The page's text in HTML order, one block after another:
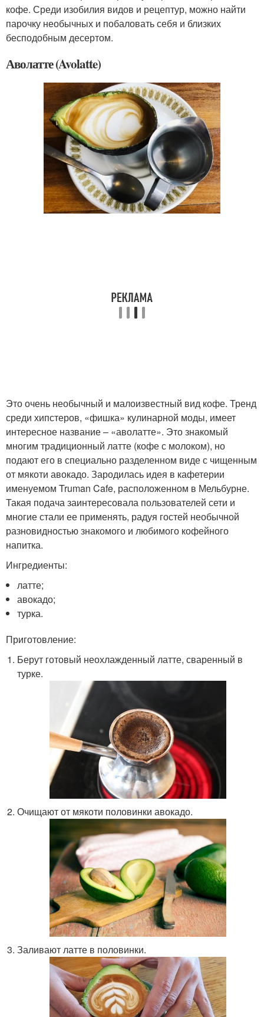
кофе. Среди изобилия видов и рецептур, можно найти
парочку необычных и побаловать себя и близких
бесподобным десертом.
Аволатте (Avolatte)
Это очень необычный и малоизвестный вид кофе. Тренд
среди хипстеров, «фишка» кулинарной моды, имеет
интересное название – «аволатте». Это знакомый
многим традиционный латте (кофе с молоком), но
подают его в специально разделенном виде с чищенным
от мякоти авокадо. Зародилась идея в кафетерии
именуемом Truman Cafe, расположенном в Мельбурне.
Такая подача заинтересовала пользователей сети и
многие стали ее применять, радуя гостей необычной
разновидностью знакомого и любимого кофейного
напитка.
Ингредиенты:
латте;
авокадо;
турка.
Приготовление:
Берут готовый неохлажденный латте, сваренный в
турке.
Очищают от мякоти половинки авокадо.
Заливают латте в половинки.